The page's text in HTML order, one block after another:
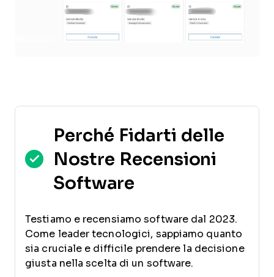
Perché Fidarti delle
Nostre Recensioni
Software
Testiamo e recensiamo software dal 2023.
Come leader tecnologici, sappiamo quanto
sia cruciale e difficile prendere la decisione
giusta nella scelta di un software.